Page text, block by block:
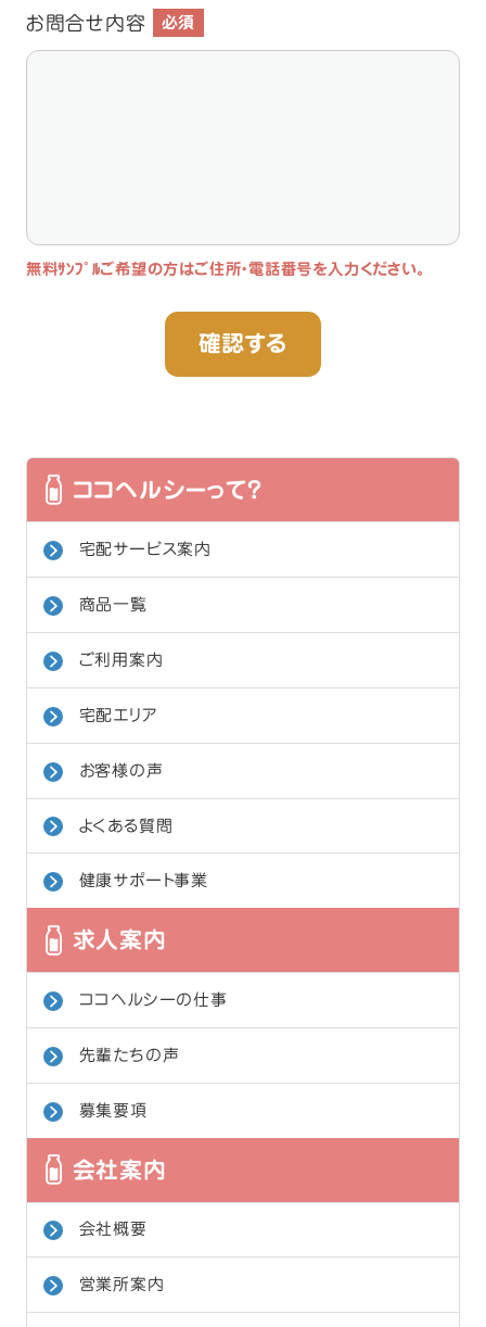
お問合せ内容 必須
無料ｻﾝﾌﾟﾙご希望の方はご住所・電話番号を入力ください｡
ココヘルシーって？
宅配サービス案内
商品一覧
ご利用案内
宅配エリア
お客様の声
よくある質問
健康サポート事業
求人案内
ココヘルシーの仕事
先輩たちの声
募集要項
会社案内
会社概要
営業所案内